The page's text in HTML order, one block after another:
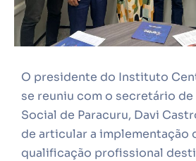
O presidente do Instituto
se reuniu com o secretário
Social de Paracuru, Davi
de articular a implementação
qualificação profissional